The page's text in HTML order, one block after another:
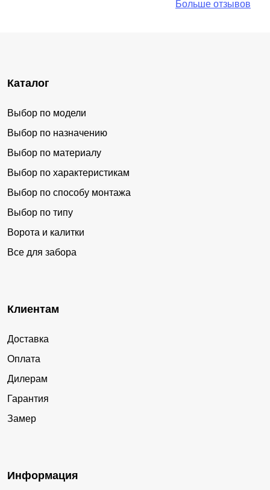
Больше отзывов
Каталог
Выбор по модели
Выбор по назначению
Выбор по материалу
Выбор по характеристикам
Выбор по способу монтажа
Выбор по типу
Ворота и калитки
Все для забора
Клиентам
Доставка
Оплата
Дилерам
Гарантия
Замер
Информация